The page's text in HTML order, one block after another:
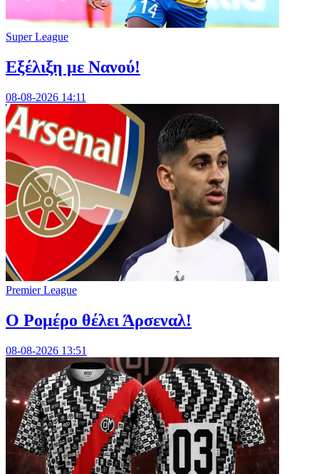
Super League
Εξέλιξη με Νανού!
08-08-2026 14:11
Premier League
Ο Ρομέρο θέλει Άρσεναλ!
08-08-2026 13:51